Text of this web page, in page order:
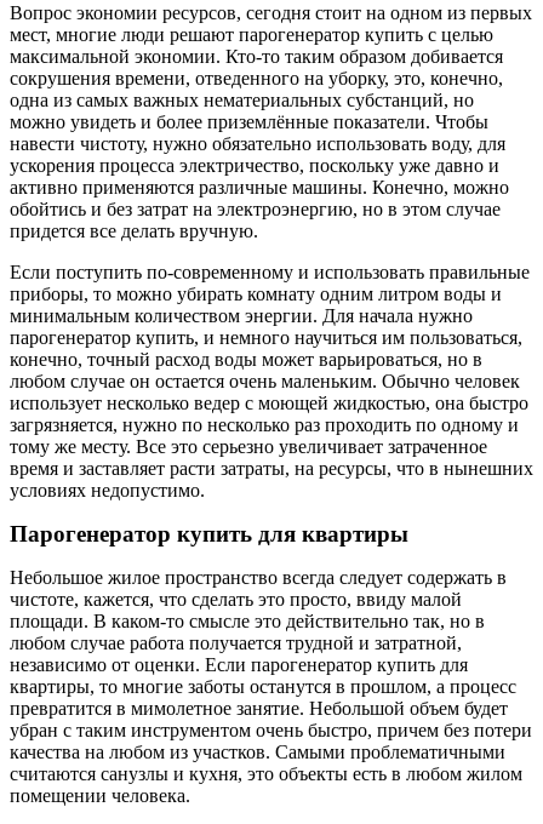
Вопрос экономии ресурсов, сегодня стоит на одном из первых
мест, многие люди решают парогенератор купить с целью
максимальной экономии. Кто-то таким образом добивается
сокрушения времени, отведенного на уборку, это, конечно,
одна из самых важных нематериальных субстанций, но
можно увидеть и более приземлённые показатели. Чтобы
навести чистоту, нужно обязательно использовать воду, для
ускорения процесса электричество, поскольку уже давно и
активно применяются различные машины. Конечно, можно
обойтись и без затрат на электроэнергию, но в этом случае
придется все делать вручную.
Если поступить по-современному и использовать правильные
приборы, то можно убирать комнату одним литром воды и
минимальным количеством энергии. Для начала нужно
парогенератор купить, и немного научиться им пользоваться,
конечно, точный расход воды может варьироваться, но в
любом случае он остается очень маленьким. Обычно человек
использует несколько ведер с моющей жидкостью, она быстро
загрязняется, нужно по несколько раз проходить по одному и
тому же месту. Все это серьезно увеличивает затраченное
время и заставляет расти затраты, на ресурсы, что в нынешних
условиях недопустимо.
Парогенератор купить для квартиры
Небольшое жилое пространство всегда следует содержать в
чистоте, кажется, что сделать это просто, ввиду малой
площади. В каком-то смысле это действительно так, но в
любом случае работа получается трудной и затратной,
независимо от оценки. Если парогенератор купить для
квартиры, то многие заботы останутся в прошлом, а процесс
превратится в мимолетное занятие. Небольшой объем будет
убран с таким инструментом очень быстро, причем без потери
качества на любом из участков. Самыми проблематичными
считаются санузлы и кухня, это объекты есть в любом жилом
помещении человека.